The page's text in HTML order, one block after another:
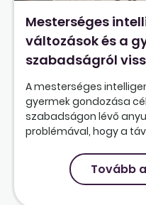
Mesterséges
változások és a
szabadságról
A mesterséges
gyermek gondozása
szabadságon lévő
problémával, hogy a
Tovább